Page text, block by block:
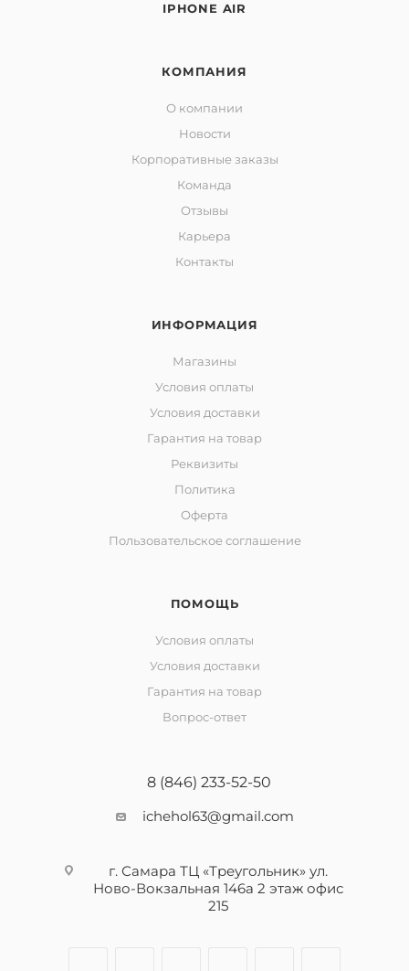
IPHONE AIR
КОМПАНИЯ
О компании
Новости
Корпоративные заказы
Команда
Отзывы
Карьера
Контакты
ИНФОРМАЦИЯ
Магазины
Условия оплаты
Условия доставки
Гарантия на товар
Реквизиты
Политика
Оферта
Пользовательское соглашение
ПОМОЩЬ
Условия оплаты
Условия доставки
Гарантия на товар
Вопрос-ответ
8 (846) 233-52-50
ichehol63@gmail.com
г. Самара ТЦ «Треугольник» ул.
Ново-Вокзальная 146а 2 этаж офис
215